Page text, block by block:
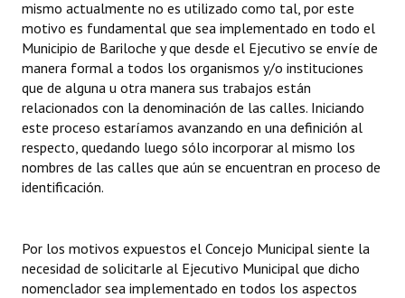
mismo actualmente no es utilizado como tal, por este
motivo es fundamental que sea implementado en todo el
Municipio de Bariloche y que desde el Ejecutivo se envíe de
manera formal a todos los organismos y/o instituciones
que de alguna u otra manera sus trabajos están
relacionados con la denominación de las calles. Iniciando
este proceso estaríamos avanzando en una definición al
respecto, quedando luego sólo incorporar al mismo los
nombres de las calles que aún se encuentran en proceso de
identificación.
Por los motivos expuestos el Concejo Municipal siente la
necesidad de solicitarle al Ejecutivo Municipal que dicho
nomenclador sea implementado en todos los aspectos